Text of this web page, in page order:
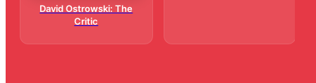
David Ostrowski: The
Critic